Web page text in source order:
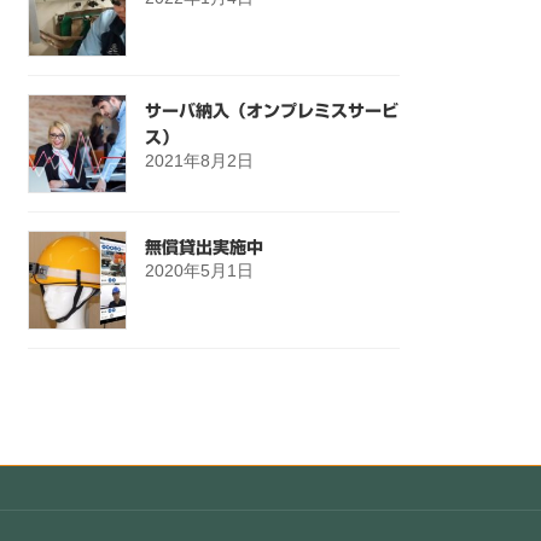
サーバ納入（オンプレミスサービ
ス）
2021年8月2日
無償貸出実施中
2020年5月1日